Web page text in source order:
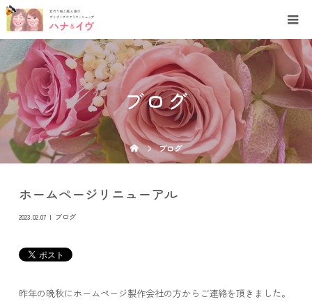
ブログ
ブログ
ホームページリニューアル
2023.02.07 ブログ
昨年の晩秋にホームページ製作会社の方からご連絡を頂きました。